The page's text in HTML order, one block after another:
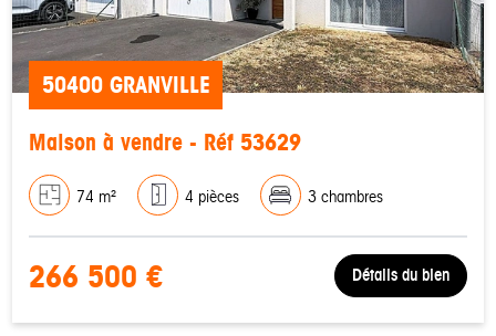
50400 GRANVILLE
Maison à vendre - Réf 53629
74 m² 4 pièces 3 chambres
266 500 € Détails du bien